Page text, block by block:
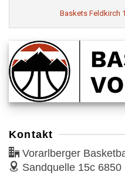
Baskets Feldkirch
Kontakt
Vorarlberger
Sandquelle 15c 6850